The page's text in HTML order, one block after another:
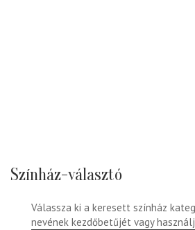
Színház-választó
Válassza ki a keresett színház
nevének kezdőbetűjét vagy